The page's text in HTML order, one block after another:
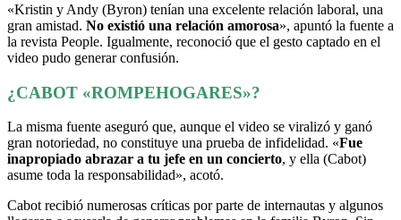
«Kristin y Andy (Byron) tenían una excelente relación laboral, una
gran amistad. No existió una relación amorosa», apuntó la fuente a
la revista People. Igualmente, reconoció que el gesto captado en el
video pudo generar confusión.
¿CABOT «ROMPEHOGARES»?
La misma fuente aseguró que, aunque el video se viralizó y ganó
gran notoriedad, no constituye una prueba de infidelidad. «Fue
inapropiado abrazar a tu jefe en un concierto, y ella (Cabot)
asume toda la responsabilidad», acotó.
Cabot recibió numerosas críticas por parte de internautas y algunos